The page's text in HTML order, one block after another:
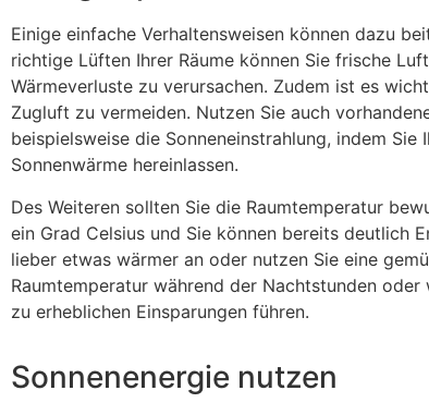
Einige einfache Verhaltensweisen können dazu
richtige Lüften Ihrer Räume können Sie frische
Wärmeverluste zu verursachen. Zudem ist es
Zugluft zu vermeiden. Nutzen Sie auch
beispielsweise die Sonneneinstrahlung, indem
Sonnenwärme hereinlassen.
Des Weiteren sollten Sie die Raumtemperatur
ein Grad Celsius und Sie können bereits deutlich
lieber etwas wärmer an oder nutzen Sie eine
Raumtemperatur während der Nachtstunden
zu erheblichen Einsparungen führen.
Sonnenenergie nutzen